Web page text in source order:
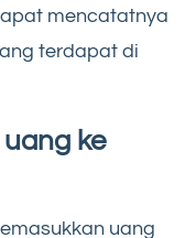
mencatatnya
terdapat di
ke
uang